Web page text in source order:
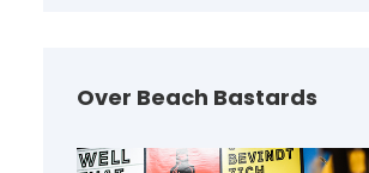
Over Beach Bastards